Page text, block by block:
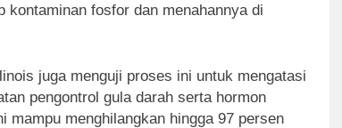
fosfor dan menahannya di
juga menguji proses ini untuk mengatasi
pengontrol gula darah serta hormon
mampu menghilangkan hingga 97 persen